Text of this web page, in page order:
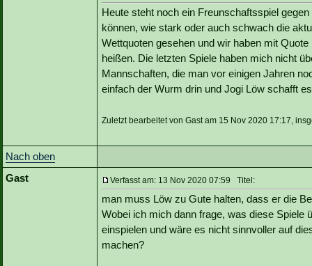
Heute steht noch ein Freunschaftsspiel
können, wie stark oder auch schwach die
Wettquoten gesehen und wir haben mit
heißen. Die letzten Spiele haben mich nicht
Mannschaften, die man vor einigen Jahren
einfach der Wurm drin und Jogi Löw schafft
Zuletzt bearbeitet von Gast am 15 Nov 2020 17:17,
Nach oben
Gast
Verfasst am: 13 Nov 2020 07:59 Titel:
man muss Löw zu Gute halten, dass er die
Wobei ich mich dann frage, was diese Spiele
einspielen und wäre es nicht sinnvoller auf
machen?